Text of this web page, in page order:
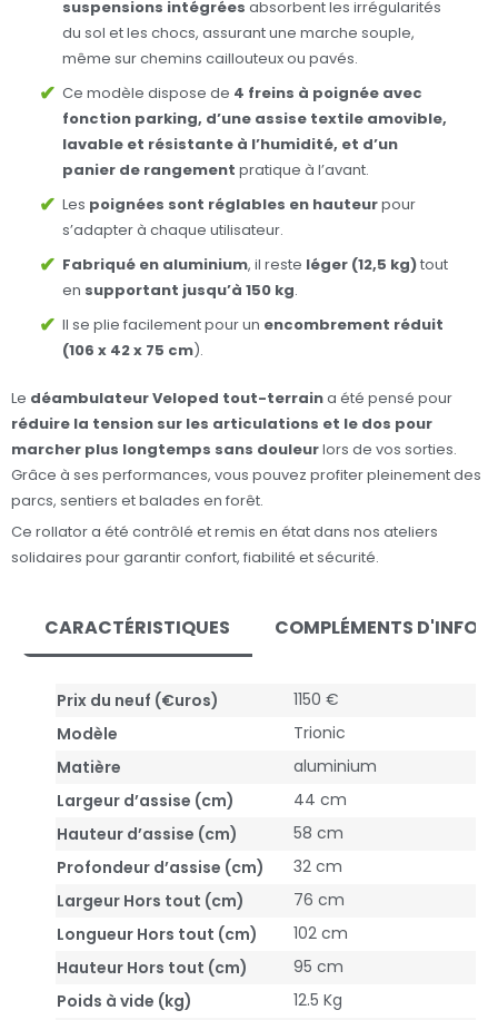
suspensions intégrées absorbent les irrégularités
du sol et les chocs, assurant une marche souple,
même sur chemins caillouteux ou pavés.
Ce modèle dispose de 4 freins à poignée avec
fonction parking, d’une assise textile amovible,
lavable et résistante à l’humidité, et d’un
panier de rangement pratique à l’avant.
Les poignées sont réglables en hauteurpour
s’adapter à chaque utilisateur.
Fabriqué en aluminium, il reste léger (12,5 kg)tout
en supportant jusqu’à 150 kg.
Il se plie facilement pour un encombrement réduit
(106 x 42 x 75 cm).
Le déambulateur Veloped tout-terraina été pensé pour
réduire la tension sur les articulations et le dos pour
marcher plus longtemps sans douleurlors de vos sorties.
Grâce à ses performances, vous pouvez profiter pleinement des
parcs, sentiers et balades en forêt.
Ce rollator a été contrôlé et remis en état dans nos ateliers
solidaires pour garantir confort, fiabilité et sécurité.
CARACTÉRISTIQUES COMPLÉMENTS
Prix du neuf (€uros)
1150 €
Modèle
Trionic
Matière
aluminium
Largeur d’assise (cm)
44 cm
Hauteur d’assise (cm)
58 cm
Profondeur d’assise (cm)
32 cm
Largeur Hors tout (cm)
76 cm
Longueur Hors tout (cm)
102 cm
Hauteur Hors tout (cm)
95 cm
Poids à vide (kg)
12.5 Kg